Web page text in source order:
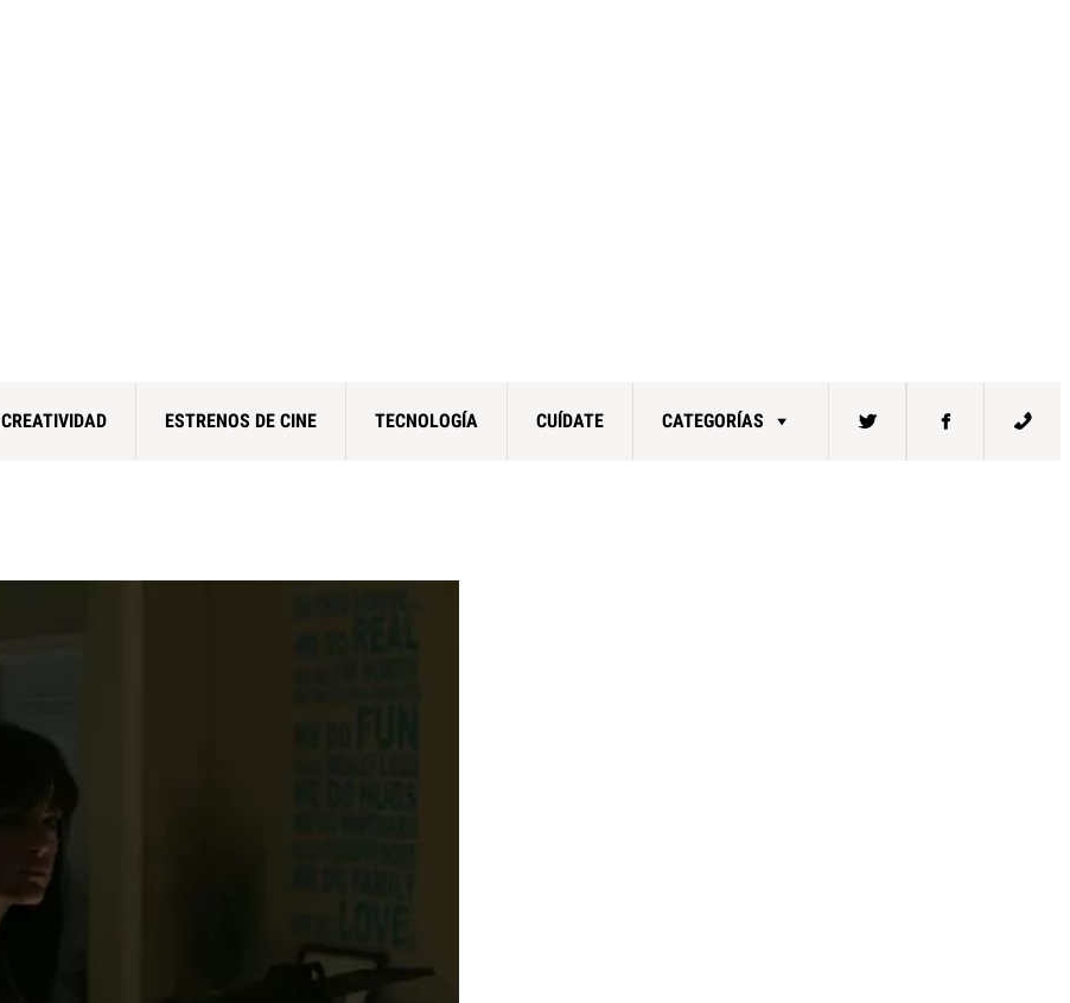
CREATIVIDAD ESTRENOS DE CINE TECNOLOGÍA CUÍDATE CATEGORÍAS